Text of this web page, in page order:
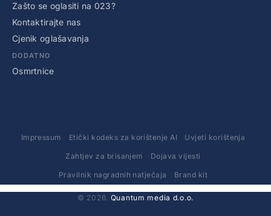
Zašto se oglasiti na 023?
Kontaktirajte nas
Cjenik oglašavanja
DODATNO
Osmrtnice
Impressum Etički kodeks za korištenje AI Uvjeti korištenja
Zahtjev za brisanjem Dojava vijesti
Pravilnik nagradnih natječaja Brand kit
© 2026. Quantum media d.o.o.